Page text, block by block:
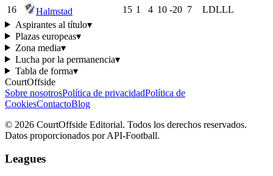
16
Halmstad 15 1 4 10 -20 7 LDLLL
Aspirantes al título▾
Plazas europeas▾
Zona media▾
Lucha por la permanencia▾
Tabla de forma▾
CourtOffside
Sobre nosotrosPolítica de privacidadPolítica de
CookiesContactoBlog
© 2026 CourtOffside Editorial. Todos los derechos reservados.
Datos proporcionados por API-Football.
Leagues